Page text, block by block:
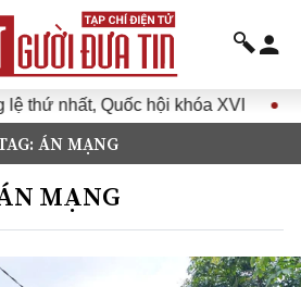
XVI Đưa Nghị quyết Đại hội
ÁN MẠNG
MẠNG